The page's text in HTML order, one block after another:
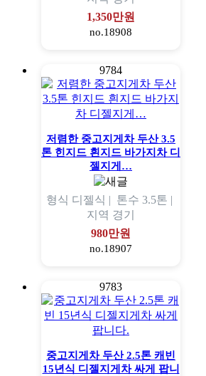
1,350만원
no.18908
9784
저렴한 중고지게차 두산 3.5
톤 힌지드 흰지드 바가지차 디
젤지게…
형식 디젤식 | 톤수 3.5톤 |
지역 경기
980만원
no.18907
9783
중고지게차 두산 2.5톤 캐빈
15년식 디젤지게차 싸게 팝니